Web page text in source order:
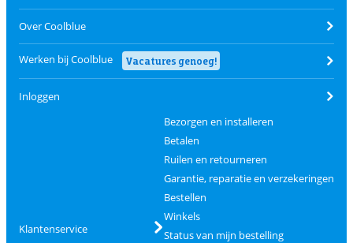
Over Coolblue
Werken bij Coolblue Vacatures genoeg!
Inloggen
Klantenservice
Bezorgen en installeren
Betalen
Ruilen en retourneren
Garantie, reparatie en verzekeringen
Bestellen
Winkels
Status van mijn bestelling